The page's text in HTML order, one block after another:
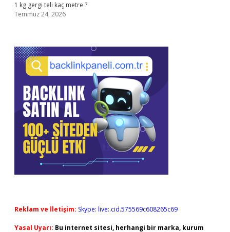
1 kg gergi teli kaç metre ?
Temmuz 24, 2026
Reklam ve İletişim: Skype: live:.cid.575569c608265c69
Yasal Uyarı: Bu internet sitesi, herhangi bir marka, kurum